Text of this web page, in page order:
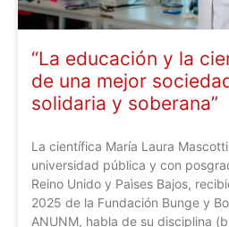
“La educación y la
de una mejor
solidaria y soberana”
La científica María Laura
universidad pública y con
Reino Unido y Paìses Bajos,
2025 de la Fundación Bunge y
ANUNM, habla de su disciplina